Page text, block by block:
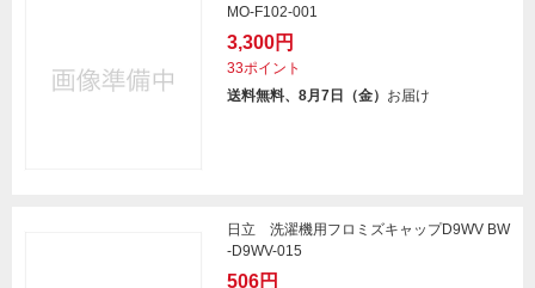
MO-F102-001
3,300円
33ポイント
送料無料、8月7日（金） お届け
日立 洗濯機用フロミズキャップD9WV BW
-D9WV-015
506円